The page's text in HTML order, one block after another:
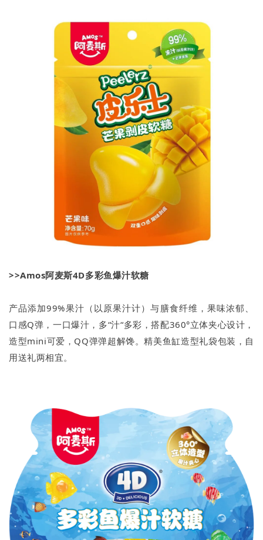
>>Amos阿麦斯4D多彩鱼爆汁软糖
产品添加99%果汁（以原果汁计）与膳食纤维，果味浓郁、
口感Q弹，一口爆汁，多“汁“多彩，搭配360°立体夹心设计，
造型mini可爱，QQ弹弹超解馋。精美鱼缸造型礼袋包装，自
用送礼两相宜。